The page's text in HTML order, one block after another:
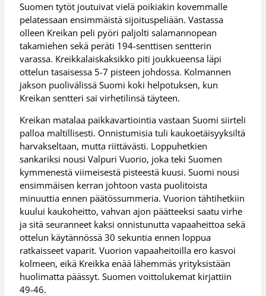
Suomen tytöt joutuivat vielä poikiakin kovemmalle
pelatessaan ensimmäistä sijoituspeliään. Vastassa
olleen Kreikan peli pyöri paljolti salamannopean
takamiehen sekä peräti 194-senttisen sentterin
varassa. Kreikkalaiskaksikko piti joukkueensa läpi
ottelun tasaisessa 5-7 pisteen johdossa. Kolmannen
jakson puolivälissä Suomi koki helpotuksen, kun
Kreikan sentteri sai virhetilinsä täyteen.
Kreikan matalaa paikkavartiointia vastaan Suomi siirteli
palloa maltillisesti. Onnistumisia tuli kaukoetäisyyksiltä
harvakseltaan, mutta riittävästi. Loppuhetkien
sankariksi nousi Valpuri Vuorio, joka teki Suomen
kymmenestä viimeisestä pisteestä kuusi. Suomi nousi
ensimmäisen kerran johtoon vasta puolitoista
minuuttia ennen päätössummeria. Vuorion tähtihetkiin
kuului kaukoheitto, vahvan ajon päätteeksi saatu virhe
ja sitä seuranneet kaksi onnistunutta vapaaheittoa sekä
ottelun käytännössä 30 sekuntia ennen loppua
ratkaisseet vaparit. Vuorion vapaaheitoilla ero kasvoi
kolmeen, eikä Kreikka enää lähemmäs yrityksistään
huolimatta päässyt. Suomen voittolukemat kirjattiin
49-46.